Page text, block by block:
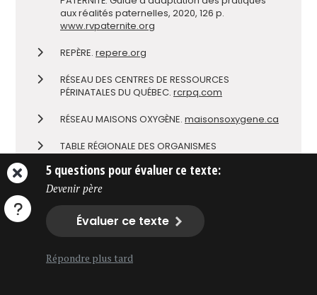
aux réalités paternelles, 2020, 126 p.
www.rvpaternite.org
REPÈRE. repere.org
RÉSEAU DES CENTRES DE RESSOURCES
PÉRINATALES DU QUÉBEC. rcrpq.com
RÉSEAU MAISONS OXYGÈNE. maisonsoxygene.ca
TABLE RÉGIONALE DES ORGANISMES
Coffre à outils à l’usage des pères : de la
grossesse à 2 ans.
5 questions pour évaluer ce texte:
Devenir père
Évaluer ce texte
Répondre plus tard